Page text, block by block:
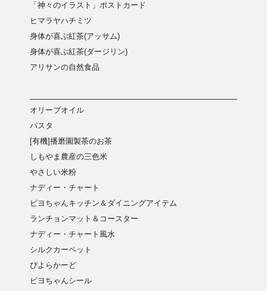
「神々のイラスト」ポストカード
ヒマラヤハチミツ
身体が喜ぶ紅茶(アッサム)
身体が喜ぶ紅茶(ダージリン)
アリサンの自然食品
オリーブオイル
パスタ
[有機]播磨園製茶のお茶
しもやま農産の三色米
やさしい米粉
ナディー・チャート
ピヨちゃんキッチン＆ダイニングアイテム
ランチョンマット＆コースター
ナディー・チャート風水
シルクカーペット
ぴよらかーど
ピヨちゃんシール